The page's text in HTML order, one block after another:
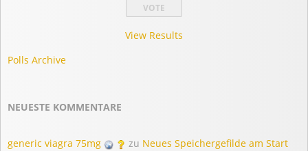
View Results
Polls Archive
NEUESTE KOMMENTARE
generic viagra 75mg zu Neues Speichergefilde am Start